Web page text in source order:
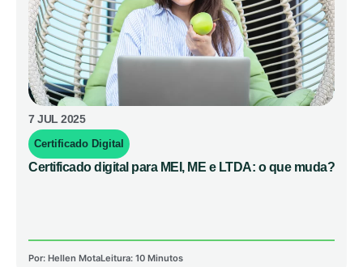
7 JUL 2025
Certificado Digital
Certificado digital para MEI, ME e LTDA: o que muda?
Por: Hellen MotaLeitura: 10 Minutos